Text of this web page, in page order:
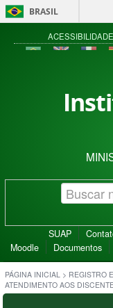
BRASIL
ACESSIBILIDADE
SUAP
Moodle
Documentos
PÁGINA INICIAL > REGISTRO
ATENDIMENTO AOS